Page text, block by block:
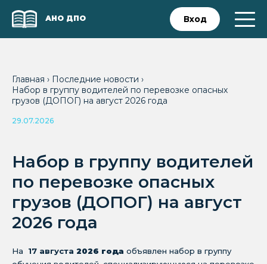
АНО ДПО Вход
Главная › Последние новости ›
Набор в группу водителей по перевозке опасных
грузов (ДОПОГ) на август 2026 года
29.07.2026
Набор в группу водителей
по перевозке опасных
грузов (ДОПОГ) на август
2026 года
На 17 августа 2026 года объявлен набор в группу